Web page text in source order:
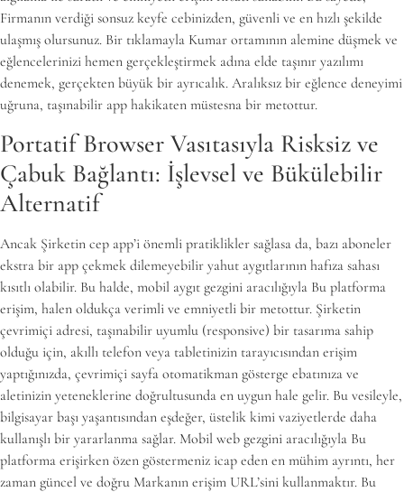
Firmanın verdiği sonsuz keyfe cebinizden, güvenli ve en hızlı şekilde
ulaşmış olursunuz. Bir tıklamayla Kumar ortamının alemine düşmek ve
eğlencelerinizi hemen gerçekleştirmek adına elde taşınır yazılımı
denemek, gerçekten büyük bir ayrıcalık. Aralıksız bir eğlence deneyimi
uğruna, taşınabilir app hakikaten müstesna bir metottur.
Portatif Browser Vasıtasıyla Risksiz ve
Çabuk Bağlantı: İşlevsel ve Bükülebilir
Alternatif
Ancak Şirketin cep app’i önemli pratiklikler sağlasa da, bazı aboneler
ekstra bir app çekmek dilemeyebilir yahut aygıtlarının hafıza sahası
kısıtlı olabilir. Bu halde, mobil aygıt gezgini aracılığıyla Bu platforma
erişim, halen oldukça verimli ve emniyetli bir metottur. Şirketin
çevrimiçi adresi, taşınabilir uyumlu (responsive) bir tasarıma sahip
olduğu için, akıllı telefon veya tabletinizin tarayıcısından erişim
yaptığınızda, çevrimiçi sayfa otomatikman gösterge ebatınıza ve
aletinizin yeteneklerine doğrultusunda en uygun hale gelir. Bu vesileyle,
bilgisayar başı yaşantısından eşdeğer, üstelik kimi vaziyetlerde daha
kullanışlı bir yararlanma sağlar. Mobil web gezgini aracılığıyla Bu
platforma erişirken özen göstermeniz icap eden en mühim ayrıntı, her
zaman güncel ve doğru Markanın erişim URL’sini kullanmaktır. Bu